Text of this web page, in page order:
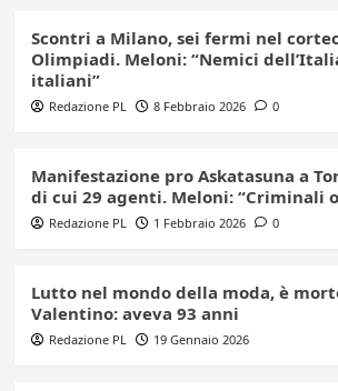
Scontri a Milano, sei fermi nel
Olimpiadi. Meloni: “Nemici
italiani”
Redazione PL 8 Febbraio 2026 0
Manifestazione pro Askatasuna a
di cui 29 agenti. Meloni: “Criminali
Redazione PL 1 Febbraio 2026 0
Lutto nel mondo della moda, è
Valentino: aveva 93 anni
Redazione PL 19 Gennaio 2026